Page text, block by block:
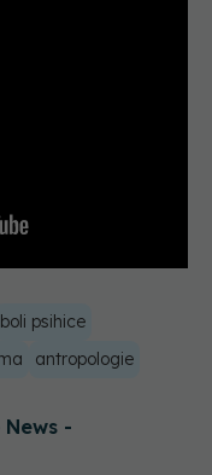
boli psihice
antropologie
-